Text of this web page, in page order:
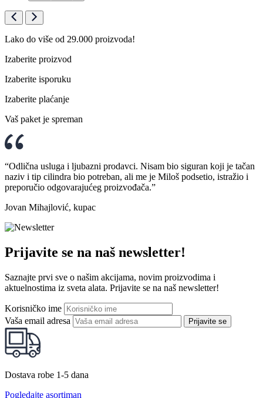
Lako do više od 29.000 proizvoda!
Izaberite proizvod
Izaberite isporuku
Izaberite plaćanje
Vaš paket je spreman
“Odlična usluga i ljubazni prodavci. Nisam bio siguran koji je tačan
naziv i tip cilindra bio potreban, ali me je Miloš podsetio, istražio i
preporučio odgovarajućeg proizvođača.”
Jovan Mihajlović, kupac
Prijavite se na naš newsletter!
Saznajte prvi sve o našim akcijama, novim proizvodima i
aktuelnostima iz sveta alata. Prijavite se na naš newsletter!
Korisničko ime
Vaša email adresa
Prijavite se
Dostava robe 1-5 dana
Pogledajte asortiman